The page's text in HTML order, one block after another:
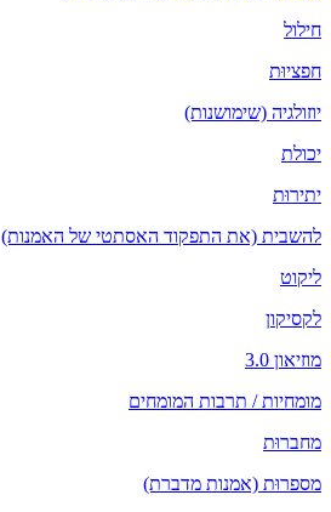
חילול
חפציוּת
יוזולגיה (שימושנות)
יכולת
יתירוּת
להשבית (את התפקוד האסתטי של האמנות)
ליקוט
לקסיקון
מוזיאון 3.0
מומחיות / תרבות המומחים
מחברוּת
מספרוּת (אמנות מדברת)